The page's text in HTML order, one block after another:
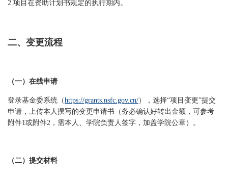
2.项目在资助计划书规定的执行期内。
二、变更流程
（一）在线申请
登录基金委系统（https://grants.nsfc.gov.cn/），选择“项目变更”提交
申请，上传本人撰写的变更申请书（务必确认好转出金额，可参考
附件1或附件2，需本人、学院负责人签字，加盖学院公章）。
（二）提交材料